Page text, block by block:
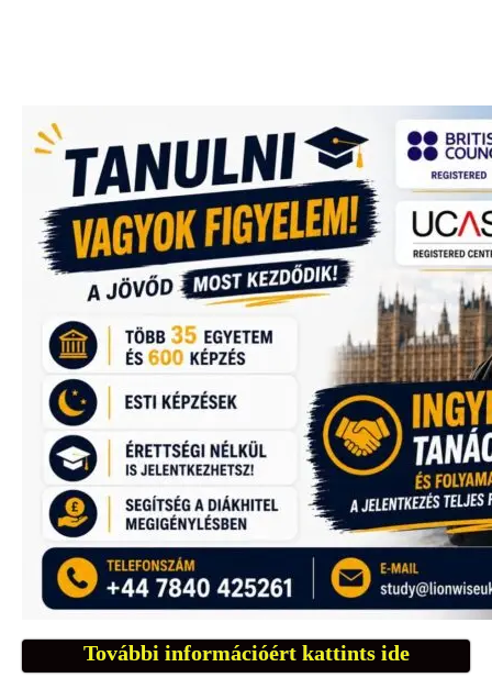
További információért kattints ide